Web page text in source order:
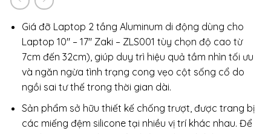
Giá đỡ Laptop 2 tầng Aluminum di động dùng cho
Laptop 10″ – 17″ Zaki – ZLS001 tùy chọn độ cao từ
7cm đến 32cm), giúp duy trì hiệu quả tầm nhìn tối ưu
và ngăn ngừa tình trạng cong vẹo cột sống cổ do
ngồi sai tư thế trong thời gian dài.
Sản phẩm sở hữu thiết kế chống trượt, được trang bị
các miếng đệm silicone tại nhiều vị trí khác nhau. Để